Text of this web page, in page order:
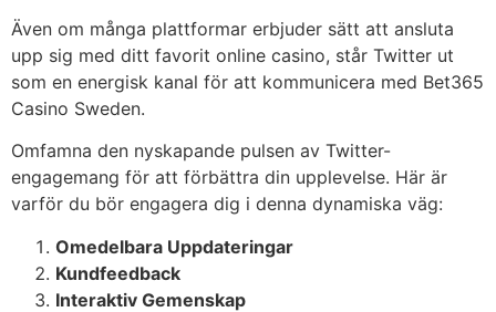
Även om många plattformar erbjuder sätt att ansluta
upp sig med ditt favorit online casino, står Twitter ut
som en energisk kanal för att kommunicera med Bet365
Casino Sweden.
Omfamna den nyskapande pulsen av Twitter-
engagemang för att förbättra din upplevelse. Här är
varför du bör engagera dig i denna dynamiska väg:
Omedelbara Uppdateringar
Kundfeedback
Interaktiv Gemenskap